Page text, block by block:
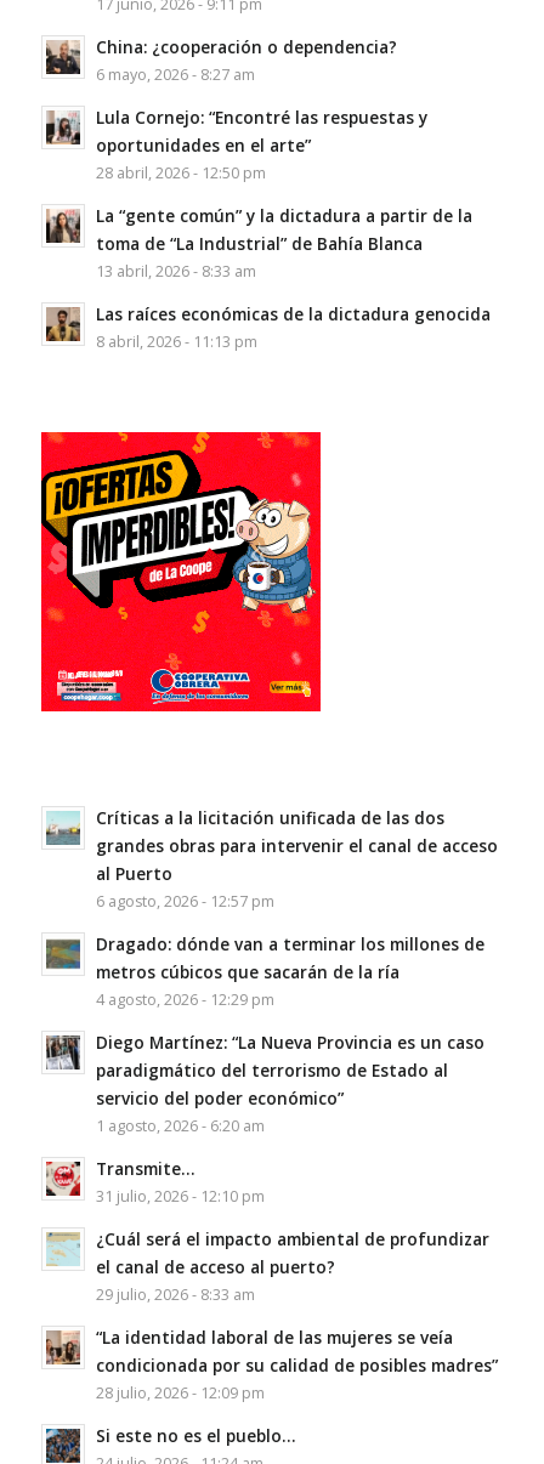
17 junio, 2026 - 9:11 pm
China: ¿cooperación o dependencia?
6 mayo, 2026 - 8:27 am
Lula Cornejo: “Encontré las respuestas y
oportunidades en el arte”
28 abril, 2026 - 12:50 pm
La “gente común” y la dictadura a partir de la
toma de “La Industrial” de Bahía Blanca
13 abril, 2026 - 8:33 am
Las raíces económicas de la dictadura genocida
8 abril, 2026 - 11:13 pm
Críticas a la licitación unificada de las dos
grandes obras para intervenir el canal de acceso
al Puerto
6 agosto, 2026 - 12:57 pm
Dragado: dónde van a terminar los millones de
metros cúbicos que sacarán de la ría
4 agosto, 2026 - 12:29 pm
Diego Martínez: “La Nueva Provincia es un caso
paradigmático del terrorismo de Estado al
servicio del poder económico”
1 agosto, 2026 - 6:20 am
Transmite…
31 julio, 2026 - 12:10 pm
¿Cuál será el impacto ambiental de profundizar
el canal de acceso al puerto?
29 julio, 2026 - 8:33 am
“La identidad laboral de las mujeres se veía
condicionada por su calidad de posibles madres”
28 julio, 2026 - 12:09 pm
Si este no es el pueblo…